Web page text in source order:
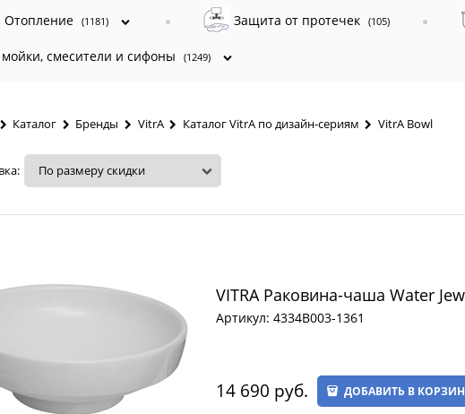
Отопление (1181) Защита от протечек (105)
смесители и сифоны (1249)
Каталог Бренды VitrA Каталог VitrA по дизайн-сериям VitrA Bowl
VITRA Раковина-чаша Water
Артикул: 4334B003-1361
14 690 руб. ДОБАВИТЬ В